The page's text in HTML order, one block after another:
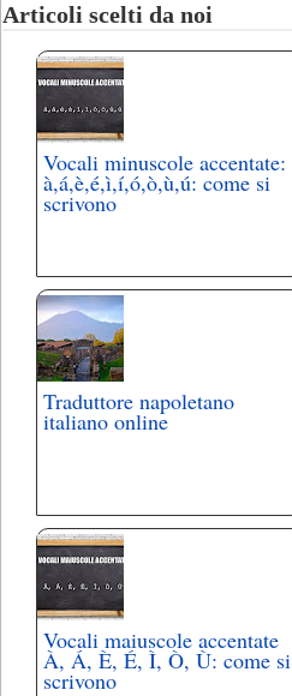
Articoli scelti da noi
Vocali minuscole accentate:
à,á,è,é,ì,í,ó,ò,ù,ú: come si
scrivono
Traduttore napoletano
italiano online
Vocali maiuscole accentate
À, Á, È, É, Ì, Ò, Ù: come si
scrivono